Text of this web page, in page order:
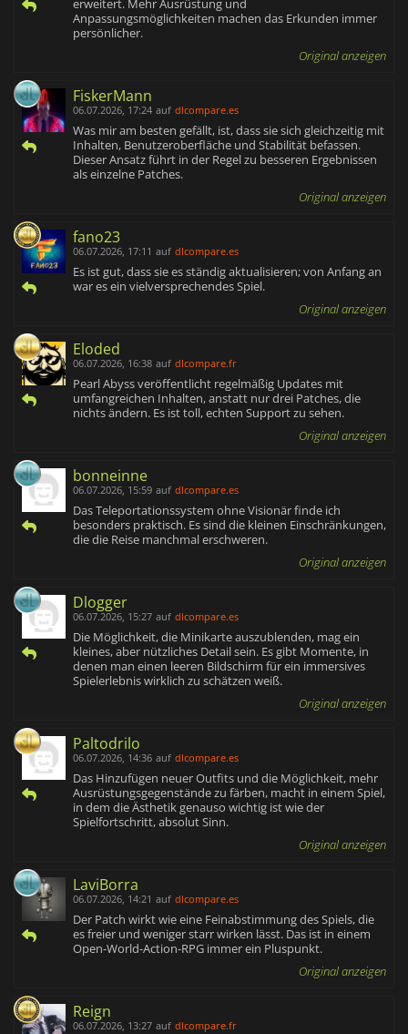
erweitert. Mehr Ausrüstung und
Anpassungsmöglichkeiten machen das Erkunden immer
persönlicher.
Original anzeigen
FiskerMann
06.07.2026, 17:24 auf dlcompare.es
Was mir am besten gefällt, ist, dass sie sich gleichzeitig mit
Inhalten, Benutzeroberfläche und Stabilität befassen.
Dieser Ansatz führt in der Regel zu besseren Ergebnissen
als einzelne Patches.
Original anzeigen
fano23
06.07.2026, 17:11 auf dlcompare.es
Es ist gut, dass sie es ständig aktualisieren; von Anfang an
war es ein vielversprechendes Spiel.
Original anzeigen
Eloded
06.07.2026, 16:38 auf dlcompare.fr
Pearl Abyss veröffentlicht regelmäßig Updates mit
umfangreichen Inhalten, anstatt nur drei Patches, die
nichts ändern. Es ist toll, echten Support zu sehen.
Original anzeigen
bonneinne
06.07.2026, 15:59 auf dlcompare.es
Das Teleportationssystem ohne Visionär finde ich
besonders praktisch. Es sind die kleinen Einschränkungen,
die die Reise manchmal erschweren.
Original anzeigen
Dlogger
06.07.2026, 15:27 auf dlcompare.es
Die Möglichkeit, die Minikarte auszublenden, mag ein
kleines, aber nützliches Detail sein. Es gibt Momente, in
denen man einen leeren Bildschirm für ein immersives
Spielerlebnis wirklich zu schätzen weiß.
Original anzeigen
Paltodrilo
06.07.2026, 14:36 auf dlcompare.es
Das Hinzufügen neuer Outfits und die Möglichkeit, mehr
Ausrüstungsgegenstände zu färben, macht in einem Spiel,
in dem die Ästhetik genauso wichtig ist wie der
Spielfortschritt, absolut Sinn.
Original anzeigen
LaviBorra
06.07.2026, 14:21 auf dlcompare.es
Der Patch wirkt wie eine Feinabstimmung des Spiels, die
es freier und weniger starr wirken lässt. Das ist in einem
Open-World-Action-RPG immer ein Pluspunkt.
Original anzeigen
Reign
06.07.2026, 13:27 auf dlcompare.fr